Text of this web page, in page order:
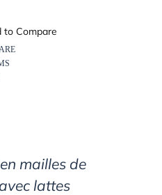
mailles de
lattes